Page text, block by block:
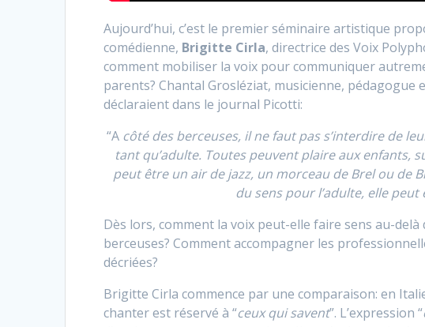
Aujourd’hui, c’est le premier séminaire artistique
comédienne, Brigitte Cirla, directrice des Voix
comment mobiliser la voix pour communiquer
parents? Chantal Grosléziat, musicienne, pédagogue
déclaraient dans le journal Picotti:
“Acôté des berceuses, il ne faut pas s’interdire de
tant qu’adulte. Toutes peuvent plaire aux enfants,
peut être un air de jazz, un morceau de Brel ou de
du sens pour l’adulte, elle peut
Dès lors, comment la voix peut-elle faire sens au-
berceuses? Comment accompagner les
décriées?
Brigitte Cirla commence par une comparaison: en
chanter est réservé à “ceux qui savent”. L’expression “